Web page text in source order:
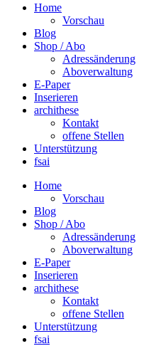
Home
Vorschau
Blog
Shop / Abo
Adressänderung
Aboverwaltung
E-Paper
Inserieren
archithese
Kontakt
offene Stellen
Unterstützung
fsai
Home
Vorschau
Blog
Shop / Abo
Adressänderung
Aboverwaltung
E-Paper
Inserieren
archithese
Kontakt
offene Stellen
Unterstützung
fsai